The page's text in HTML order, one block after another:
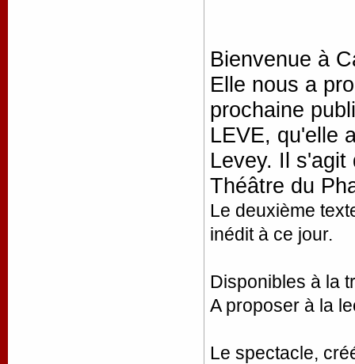
Bienvenue à
Elle nous a
prochaine
LEVE, qu'elle
Levey. Il s'agit
Théâtre du
Le deuxième
inédit à ce jour.
Disponibles à la
A proposer à la
Le spectacle,